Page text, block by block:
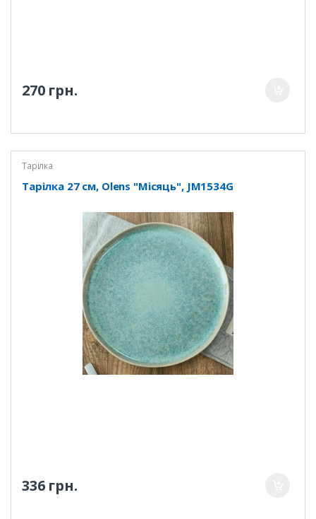
270 грн.
Тарілка
Тарілка 27 см, Olens "Місяць", JM1534G
336 грн.